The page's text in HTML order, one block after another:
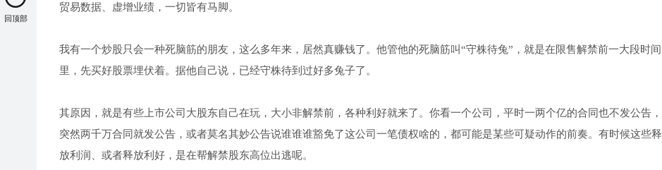
贸易数据、虚增业绩，一切皆有马脚。
我有一个炒股只会一种死脑筋的朋友，这么多年来，居然真赚钱了。他管他的死脑筋叫“守株待兔”，就是在限售解禁前一大段时间
里，先买好股票埋伏着。据他自己说，已经守株待到过好多兔子了。
其原因，就是有些上市公司大股东自己在玩，大小非解禁前，各种利好就来了。你看一个公司，平时一两个亿的合同也不发公告，
突然两千万合同就发公告，或者莫名其妙公告说谁谁谁豁免了这公司一笔债权啥的，都可能是某些可疑动作的前奏。有时候这些释
放利润、或者释放利好，是在帮解禁股东高位出逃呢。
回顶部